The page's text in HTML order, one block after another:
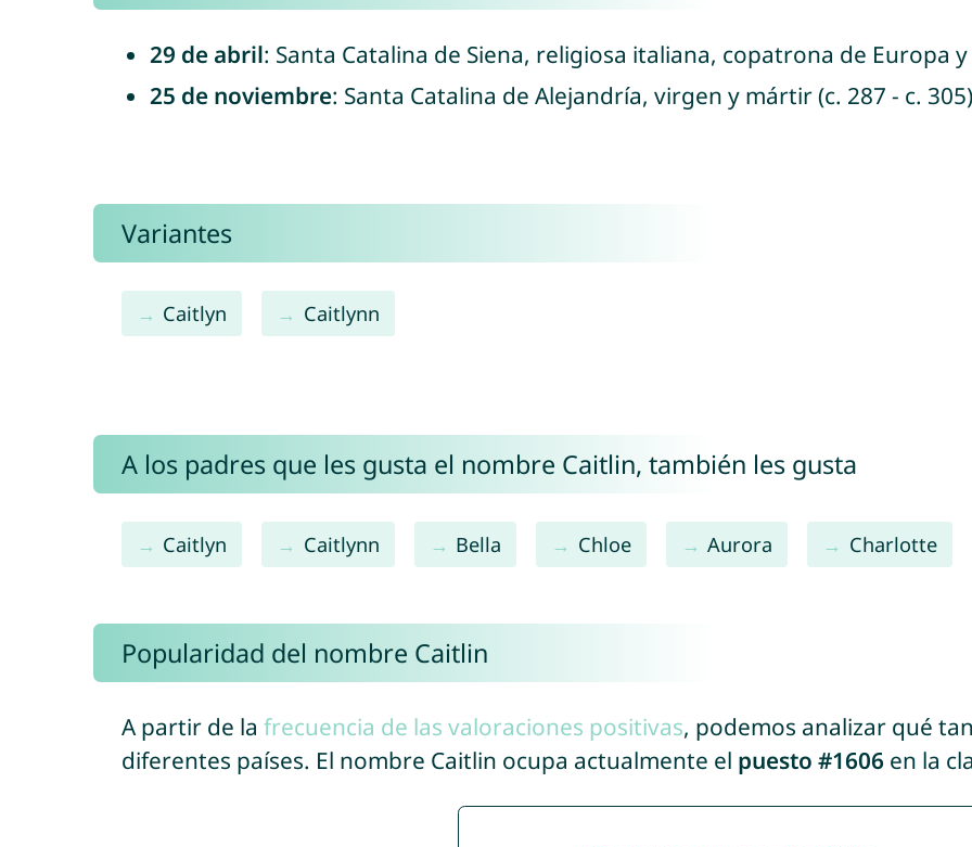
29 de abril: Santa Catalina de Siena, religiosa italiana, copatrona de Europa
25 de noviembre: Santa Catalina de Alejandría, virgen y mártir (c. 287 - c. 305)
Variantes
Caitlyn Caitlynn
A los padres que les gusta el nombre Caitlin, también les gusta
Caitlyn Caitlynn Bella Chloe Aurora Charlotte
Popularidad del nombre Caitlin
A partir de la frecuencia de las valoraciones positivas, podemos analizar qué
diferentes países. El nombre Caitlin ocupa actualmente el puesto #1606 en la